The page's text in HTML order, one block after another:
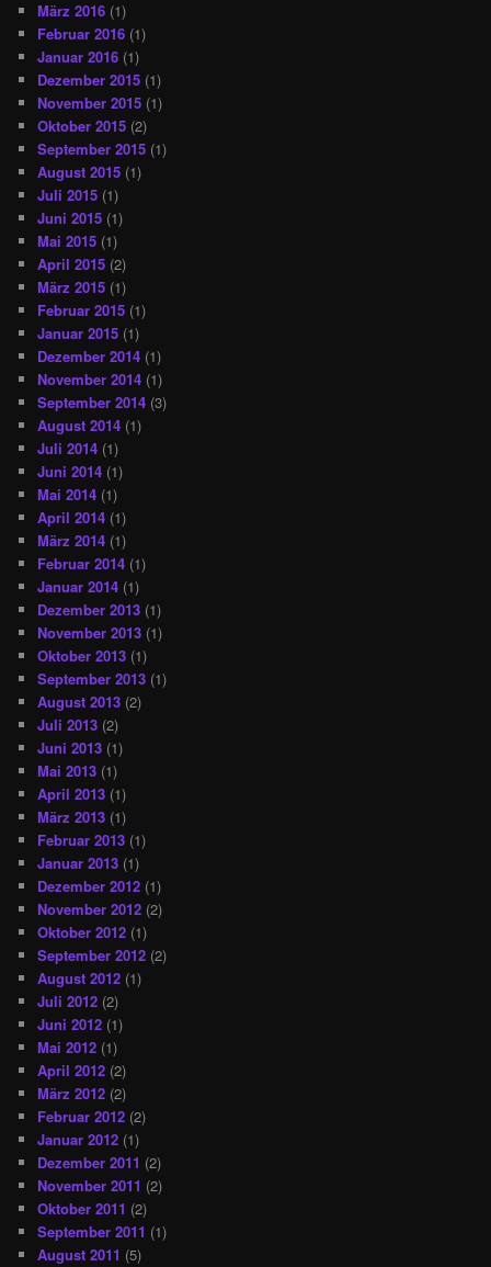
März 2016 (1)
Februar 2016 (1)
Januar 2016 (1)
Dezember 2015 (1)
November 2015 (1)
Oktober 2015 (2)
September 2015 (1)
August 2015 (1)
Juli 2015 (1)
Juni 2015 (1)
Mai 2015 (1)
April 2015 (2)
März 2015 (1)
Februar 2015 (1)
Januar 2015 (1)
Dezember 2014 (1)
November 2014 (1)
September 2014 (3)
August 2014 (1)
Juli 2014 (1)
Juni 2014 (1)
Mai 2014 (1)
April 2014 (1)
März 2014 (1)
Februar 2014 (1)
Januar 2014 (1)
Dezember 2013 (1)
November 2013 (1)
Oktober 2013 (1)
September 2013 (1)
August 2013 (2)
Juli 2013 (2)
Juni 2013 (1)
Mai 2013 (1)
April 2013 (1)
März 2013 (1)
Februar 2013 (1)
Januar 2013 (1)
Dezember 2012 (1)
November 2012 (2)
Oktober 2012 (1)
September 2012 (2)
August 2012 (1)
Juli 2012 (2)
Juni 2012 (1)
Mai 2012 (1)
April 2012 (2)
März 2012 (2)
Februar 2012 (2)
Januar 2012 (1)
Dezember 2011 (2)
November 2011 (2)
Oktober 2011 (2)
September 2011 (1)
August 2011 (5)